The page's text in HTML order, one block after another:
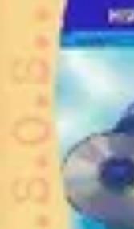
Plomberie Rapide
DépannageOutils et
Dépannage
Plomberie Rapide